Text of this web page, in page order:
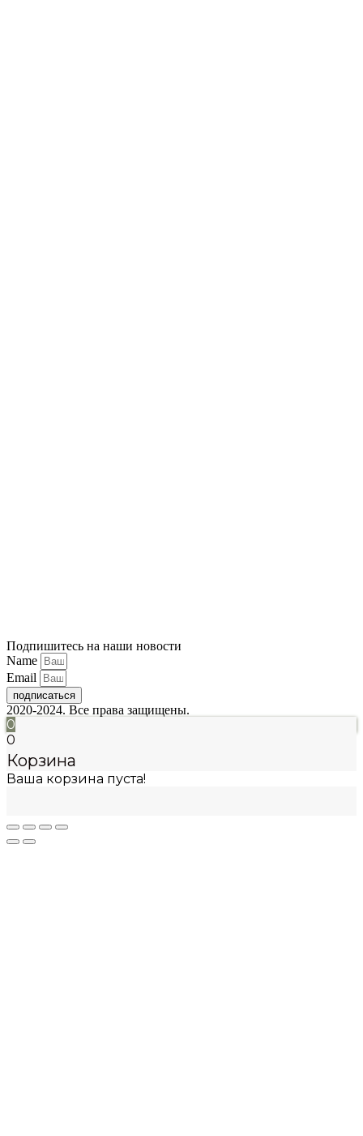
Подпишитесь на наши новости
Name
Email
подписаться
2020-2024. Все права защищены.
0
0
Корзина
Ваша корзина пуста!